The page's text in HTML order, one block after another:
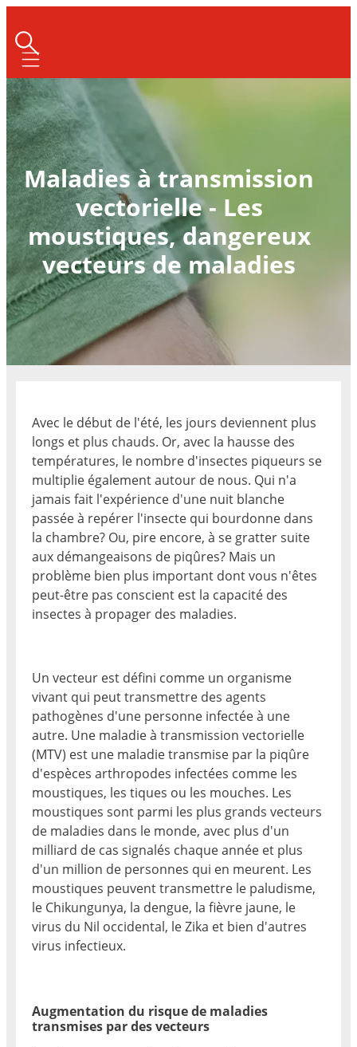
Mobile navigation
Maladies à transmission
vectorielle - Les
moustiques, dangereux
vecteurs de maladies
Avec le début de l'été, les jours deviennent plus
longs et plus chauds. Or, avec la hausse des
températures, le nombre d'insectes piqueurs se
multiplie également autour de nous. Qui n'a
jamais fait l'expérience d'une nuit blanche
passée à repérer l'insecte qui bourdonne dans
la chambre? Ou, pire encore, à se gratter suite
aux démangeaisons de piqûres? Mais un
problème bien plus important dont vous n'êtes
peut-être pas conscient est la capacité des
insectes à propager des maladies.
Un vecteur est défini comme un organisme
vivant qui peut transmettre des agents
pathogènes d'une personne infectée à une
autre. Une maladie à transmission vectorielle
(MTV) est une maladie transmise par la piqûre
d'espèces arthropodes infectées comme les
moustiques, les tiques ou les mouches. Les
moustiques sont parmi les plus grands vecteurs
de maladies dans le monde, avec plus d'un
milliard de cas signalés chaque année et plus
d'un million de personnes qui en meurent. Les
moustiques peuvent transmettre le paludisme,
le Chikungunya, la dengue, la fièvre jaune, le
virus du Nil occidental, le Zika et bien d'autres
virus infectieux.
Augmentation du risque de maladies
transmises par des vecteurs